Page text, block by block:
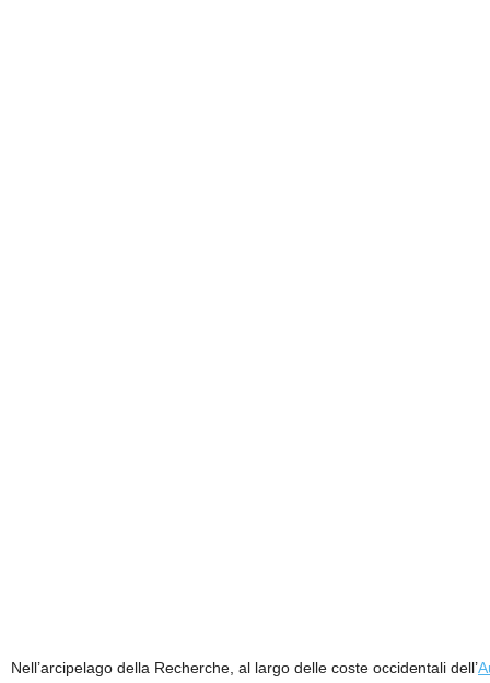
Nell’arcipelago della Recherche, al largo delle coste occidentali dell’